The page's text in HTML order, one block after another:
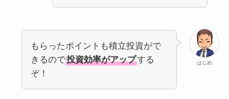
はじめ
もらったポイントも積立投資がで
きるので投資効率がアップする
ぞ！